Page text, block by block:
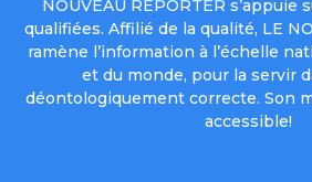
NOUVEAU REPORTER s’appuie
qualifiées. Affilié de la qualité, LE
ramène l’information à l’échelle
et du monde, pour la servir
déontologiquement correcte. Son
accessible!